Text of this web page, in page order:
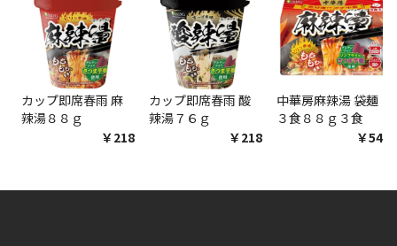
カップ即席春雨 麻
辣湯８８ｇ
￥218
カップ即席春雨 酸
辣湯７６ｇ
￥218
中華房麻辣湯 袋麺
３食８８ｇ３食
￥548